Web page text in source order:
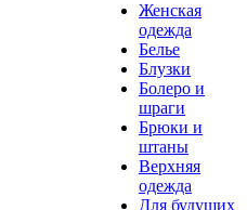
Женская
одежда
Белье
Блузки
Болеро и
шраги
Брюки и
штаны
Верхняя
одежда
Для будущих